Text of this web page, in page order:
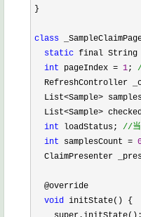
}
class
static final String
int pageIndex = 1;
RefreshController
List<Sample>
List<Sample>
int loadStatus; //
int samplesCount =
ClaimPresenter
  @override
void initState() {